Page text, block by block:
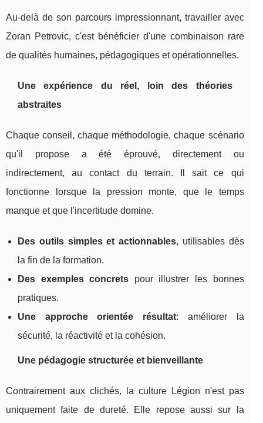
Au-delà de son parcours impressionnant, travailler avec
Zoran Petrovic, c'est bénéficier d'une combinaison rare
de qualités humaines, pédagogiques et opérationnelles.
Une expérience du réel, loin des théories
abstraites
Chaque conseil, chaque méthodologie, chaque scénario
qu'il propose a été éprouvé, directement ou
indirectement, au contact du terrain. Il sait ce qui
fonctionne lorsque la pression monte, que le temps
manque et que l'incertitude domine.
Des outils simples et actionnables, utilisables dès
la fin de la formation.
Des exemples concrets pour illustrer les bonnes
pratiques.
Une approche orientée résultat: améliorer la
sécurité, la réactivité et la cohésion.
Une pédagogie structurée et bienveillante
Contrairement aux clichés, la culture Légion n'est pas
uniquement faite de dureté. Elle repose aussi sur la